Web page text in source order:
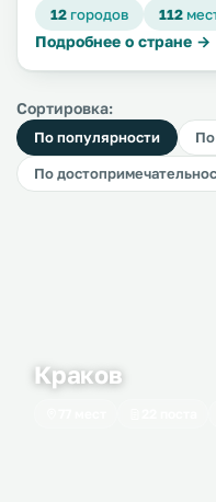
12 городов 112
Подробнее о стране →
Сортировка:
По популярности
По
Краков